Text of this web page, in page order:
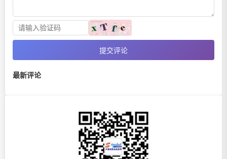
提交评论
最新评论